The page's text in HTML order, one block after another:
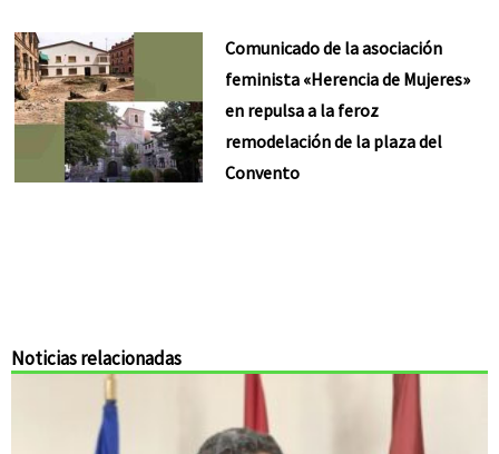
Comunicado de la asociación
feminista «Herencia de Mujeres»
en repulsa a la feroz
remodelación de la plaza del
Convento
Noticias relacionadas